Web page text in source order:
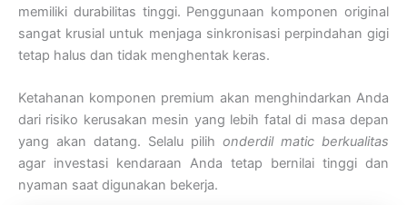
memiliki durabilitas tinggi. Penggunaan komponen original
sangat krusial untuk menjaga sinkronisasi perpindahan gigi
tetap halus dan tidak menghentak keras.
Ketahanan komponen premium akan menghindarkan Anda
dari risiko kerusakan mesin yang lebih fatal di masa depan
yang akan datang. Selalu pilih onderdil matic berkualitas
agar investasi kendaraan Anda tetap bernilai tinggi dan
nyaman saat digunakan bekerja.